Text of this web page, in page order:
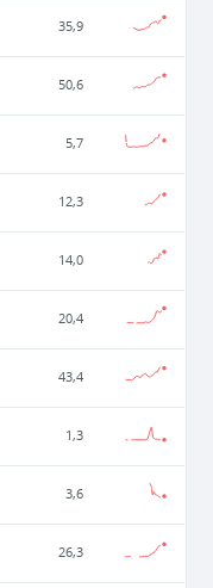
35,9
50,6
5,7
12,3
14,0
20,4
43,4
1,3
3,6
26,3